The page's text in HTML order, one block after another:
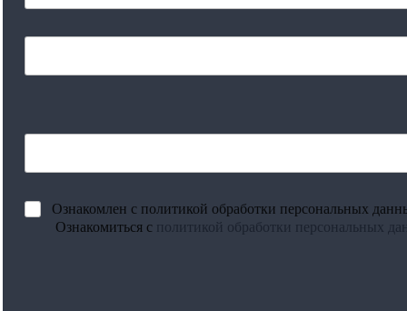
Ознакомлен с политикой обработки персональных
Ознакомиться с политикой обработки персональных